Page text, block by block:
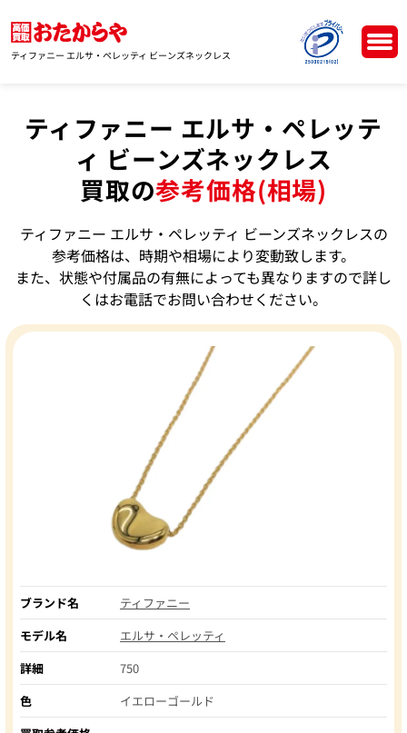
ティファニー エルサ・ペレッティ ビーンズネックレス
ティファニー エルサ・ペレッテ
ィ ビーンズネックレス
買取の参考価格(相場)
ティファニー エルサ・ペレッティ ビーンズネックレスの
参考価格は、時期や相場により変動致します。
また、状態や付属品の有無によっても異なりますので詳し
くはお電話でお問い合わせください。
ブランド名
ティファニー
モデル名
エルサ・ペレッティ
詳細
750
色
イエローゴールド